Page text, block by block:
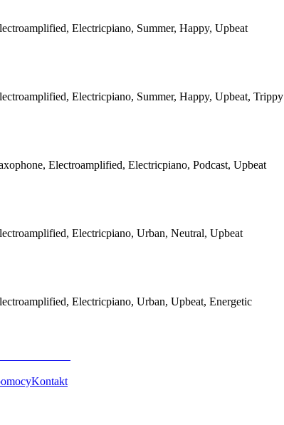
Electricpiano, Summer, Happy, Upbeat
Electricpiano, Summer, Happy, Upbeat, Trippy
Electroamplified, Electricpiano, Podcast, Upbeat
Electricpiano, Urban, Neutral, Upbeat
Electricpiano, Urban, Upbeat, Energetic
Kontakt